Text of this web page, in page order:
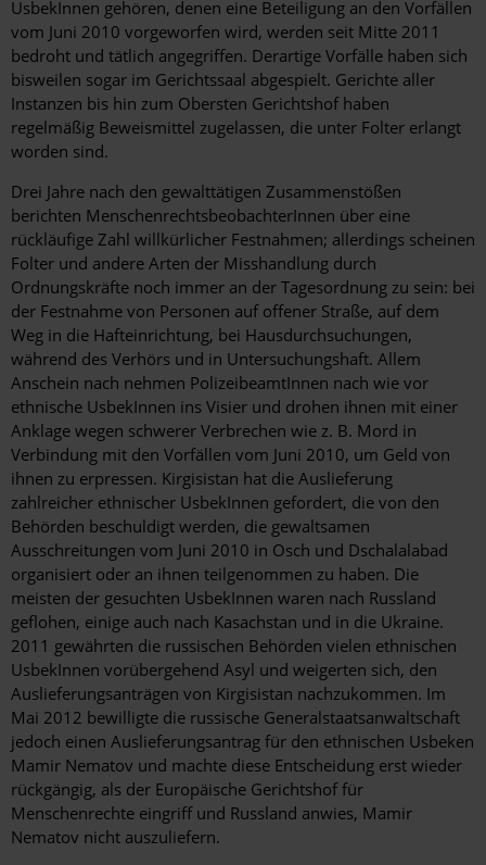
UsbekInnen gehören, denen eine Beteiligung an den Vorfällen
vom Juni 2010 vorgeworfen wird, werden seit Mitte 2011
bedroht und tätlich angegriffen. Derartige Vorfälle haben sich
bisweilen sogar im Gerichtssaal abgespielt. Gerichte aller
Instanzen bis hin zum Obersten Gerichtshof haben
regelmäßig Beweismittel zugelassen, die unter Folter erlangt
worden sind.
Drei Jahre nach den gewalttätigen Zusammenstößen
berichten MenschenrechtsbeobachterInnen über eine
rückläufige Zahl willkürlicher Festnahmen; allerdings scheinen
Folter und andere Arten der Misshandlung durch
Ordnungskräfte noch immer an der Tagesordnung zu sein: bei
der Festnahme von Personen auf offener Straße, auf dem
Weg in die Hafteinrichtung, bei Hausdurchsuchungen,
während des Verhörs und in Untersuchungshaft. Allem
Anschein nach nehmen PolizeibeamtInnen nach wie vor
ethnische UsbekInnen ins Visier und drohen ihnen mit einer
Anklage wegen schwerer Verbrechen wie z. B. Mord in
Verbindung mit den Vorfällen vom Juni 2010, um Geld von
ihnen zu erpressen. Kirgisistan hat die Auslieferung
zahlreicher ethnischer UsbekInnen gefordert, die von den
Behörden beschuldigt werden, die gewaltsamen
Ausschreitungen vom Juni 2010 in Osch und Dschalalabad
organisiert oder an ihnen teilgenommen zu haben. Die
meisten der gesuchten UsbekInnen waren nach Russland
geflohen, einige auch nach Kasachstan und in die Ukraine.
2011 gewährten die russischen Behörden vielen ethnischen
UsbekInnen vorübergehend Asyl und weigerten sich, den
Auslieferungsanträgen von Kirgisistan nachzukommen. Im
Mai 2012 bewilligte die russische Generalstaatsanwaltschaft
jedoch einen Auslieferungsantrag für den ethnischen Usbeken
Mamir Nematov und machte diese Entscheidung erst wieder
rückgängig, als der Europäische Gerichtshof für
Menschenrechte eingriff und Russland anwies, Mamir
Nematov nicht auszuliefern.